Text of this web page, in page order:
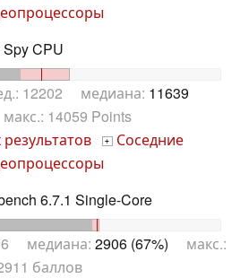
CPU
12202 медиана: 11639
14059 Points
+ Соседние
6.7.1 Single-Core
медиана: 2906 (67%) макс.:
баллов